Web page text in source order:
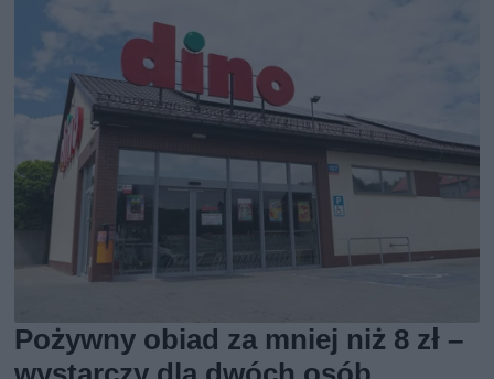
Pożywny obiad za mniej niż 8 zł –